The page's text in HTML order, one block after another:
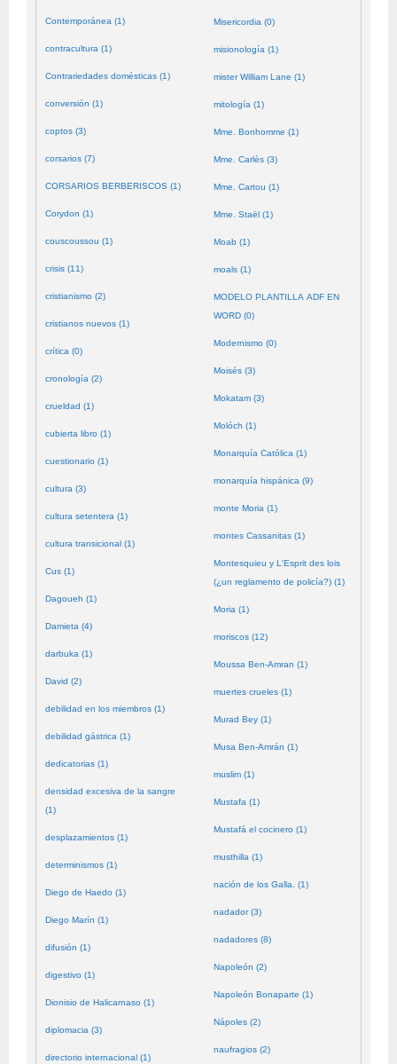
Contemporánea (1)
contracultura (1)
Contrariedades domésticas (1)
conversión (1)
coptos (3)
corsarios (7)
CORSARIOS BERBERISCOS (1)
Corydon (1)
couscoussou (1)
crisis (11)
cristianismo (2)
cristianos nuevos (1)
crítica (0)
cronología (2)
crueldad (1)
cubierta libro (1)
cuestionario (1)
cultura (3)
cultura setentera (1)
cultura transicional (1)
Cus (1)
Dagoueh (1)
Damieta (4)
darbuka (1)
David (2)
debilidad en los miembros (1)
debilidad gástrica (1)
dedicatorias (1)
densidad excesiva de la sangre
(1)
desplazamientos (1)
determinismos (1)
Diego de Haedo (1)
Diego Marín (1)
difusión (1)
digestivo (1)
Dionisio de Halicarnaso (1)
diplomacia (3)
directorio internacional (1)
Misericordia (0)
misionología (1)
mister William Lane (1)
mitología (1)
Mme. Bonhomme (1)
Mme. Carlès (3)
Mme. Cartou (1)
Mme. Staël (1)
Moab (1)
moals (1)
MODELO PLANTILLA ADF EN
WORD (0)
Modernismo (0)
Moisés (3)
Mokatam (3)
Molóch (1)
Monarquía Católica (1)
monarquía hispánica (9)
monte Moria (1)
montes Cassanitas (1)
Montesquieu y L'Esprit des lois
(¿un reglamento de policía?) (1)
Moria (1)
moriscos (12)
Moussa Ben-Amran (1)
muertes crueles (1)
Murad Bey (1)
Musa Ben-Amrán (1)
muslim (1)
Mustafa (1)
Mustafá el cocinero (1)
musthilla (1)
nación de los Galla. (1)
nadador (3)
nadadores (8)
Napoleón (2)
Napoleón Bonaparte (1)
Nápoles (2)
naufragios (2)